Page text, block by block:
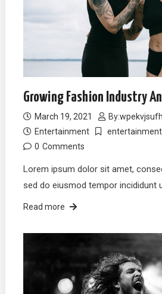
Growing Fashion Industry
March 19, 2021 By:
Entertainment
entertainment
0 Comments
Lorem ipsum dolor sit amet,
sed do eiusmod tempor incididunt
Read more